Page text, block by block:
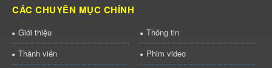
CÁC CHUYÊN MỤC CHÍNH
Giới thiệu
Thông tin
Thành viên
Phim video